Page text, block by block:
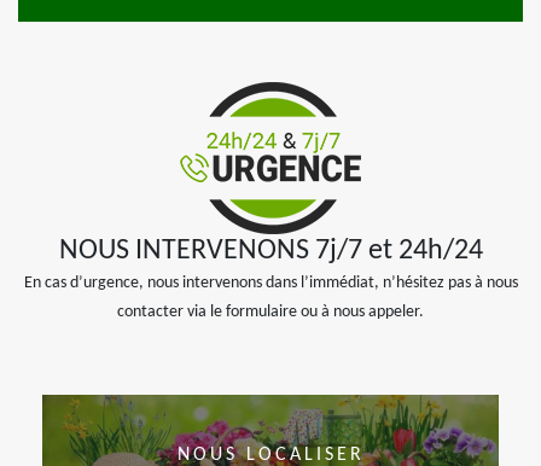
NOUS INTERVENONS 7j/7 et 24h/24
En cas d’urgence, nous intervenons dans l’immédiat, n’hésitez pas à nous
contacter via le formulaire ou à nous appeler.
NOUS LOCALISER